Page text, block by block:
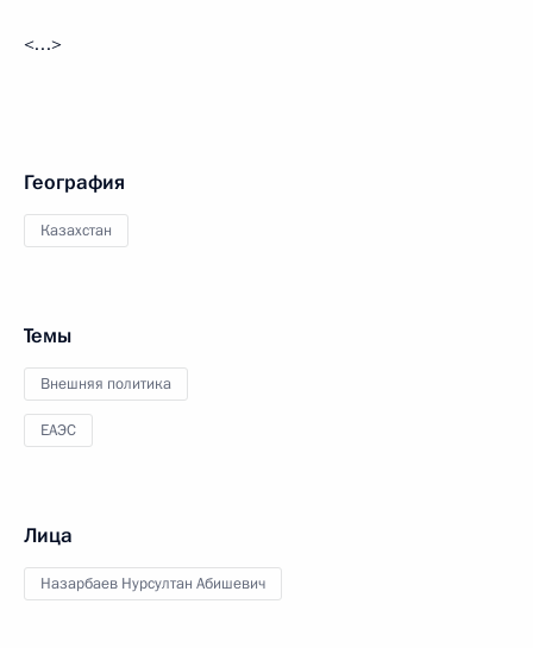
<…>
География
Казахстан
Темы
Внешняя политика
ЕАЭС
Лица
Назарбаев Нурсултан Абишевич